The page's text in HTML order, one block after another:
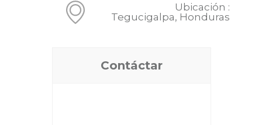
Ubicación :
Tegucigalpa, Honduras
Contáctar